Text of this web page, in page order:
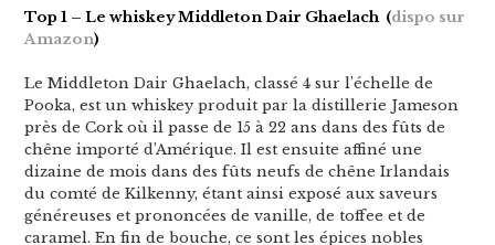
Top 1 – Le whiskey Middleton Dair Ghaelach (dispo sur
Amazon)
Le Middleton Dair Ghaelach, classé 4 sur l’échelle de
Pooka, est un whiskey produit par la distillerie Jameson
près de Cork où il passe de 15 à 22 ans dans des fûts de
chêne importé d’Amérique. Il est ensuite affiné une
dizaine de mois dans des fûts neufs de chêne Irlandais
du comté de Kilkenny, étant ainsi exposé aux saveurs
généreuses et prononcées de vanille, de toffee et de
caramel. En fin de bouche, ce sont les épices nobles